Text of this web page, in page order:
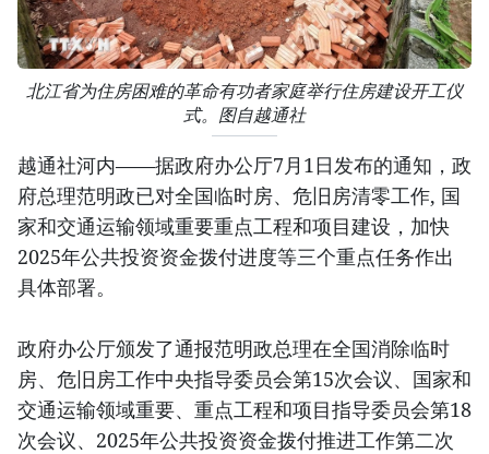
北江省为住房困难的革命有功者家庭举行住房建设开工仪
式。图自越通社
越通社河内——据政府办公厅7月1日发布的通知，政
府总理范明政已对全国临时房、危旧房清零工作, 国
家和交通运输领域重要重点工程和项目建设，加快
2025年公共投资资金拨付进度等三个重点任务作出
具体部署。
政府办公厅颁发了通报范明政总理在全国消除临时
房、危旧房工作中央指导委员会第15次会议、国家和
交通运输领域重要、重点工程和项目指导委员会第18
次会议、2025年公共投资资金拨付推进工作第二次